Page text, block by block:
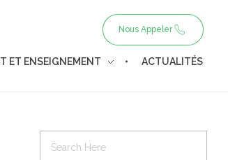
Nous Appeler
ET ENSEIGNEMENT ACTUALITÉS